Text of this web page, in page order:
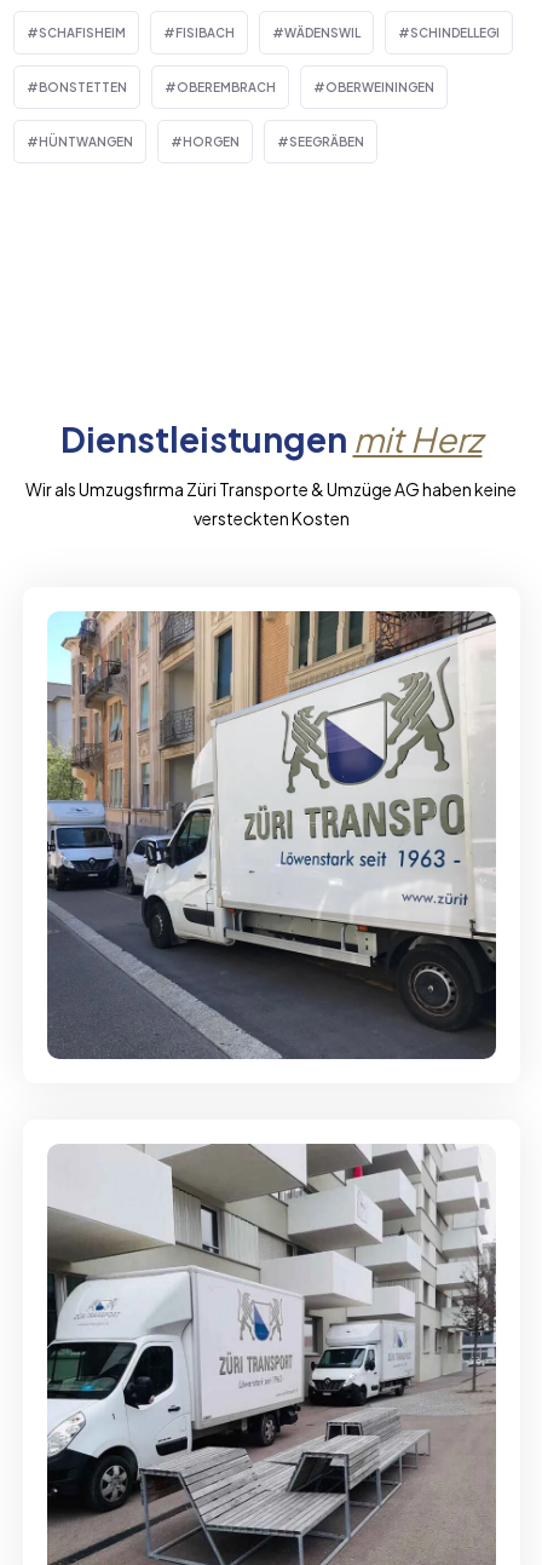
SCHAFISHEIM FISIBACH WÄDENSWIL SCHINDELLEGI
BONSTETTEN OBEREMBRACH OBERWEININGEN
HÜNTWANGEN HORGEN SEEGRÄBEN
Dienstleistungen mit Herz
Wir als Umzugsfirma Züri Transporte & Umzüge AG haben keine
versteckten Kosten
Full-Service - Für Privatumzüge
Umzugsreinigung - mit
Abgabegarantie